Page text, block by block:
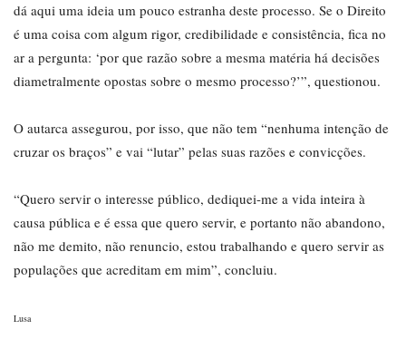
dá aqui uma ideia um pouco estranha deste processo. Se o Direito
é uma coisa com algum rigor, credibilidade e consistência, fica no
ar a pergunta: ‘por que razão sobre a mesma matéria há decisões
diametralmente opostas sobre o mesmo processo?’”, questionou.
O autarca assegurou, por isso, que não tem “nenhuma intenção de
cruzar os braços” e vai “lutar” pelas suas razões e convicções.
“Quero servir o interesse público, dediquei-me a vida inteira à
causa pública e é essa que quero servir, e portanto não abandono,
não me demito, não renuncio, estou trabalhando e quero servir as
populações que acreditam em mim”, concluiu.
Lusa